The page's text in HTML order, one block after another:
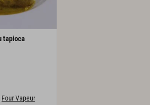
tapioca
Four Vapeur